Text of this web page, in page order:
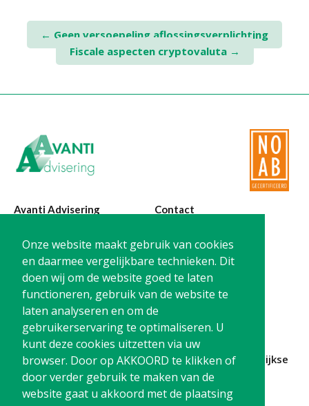
Onze website maakt gebruik van cookies
en daarmee vergelijkbare technieken. Dit
doen wij om de website goed te laten
functioneren, gebruik van de website te
laten analyseren en om de
gebruikerservaring te optimaliseren. U
kunt deze cookies uitzetten via uw
browser. Door op AKKOORD te klikken of
door verder gebruik te maken van de
website gaat u akkoord met de plaatsing
navigation
← Geen versoepeling aflossingsverplichting
Fiscale aspecten cryptovaluta →
Avanti Advisering
Poelstraat 4
1441 RR Purmerend
Contact
T: 0299-420870
@:
info@avanti-
advisering.nl
BTW: NL861212733B01
Blijf op de hoogte en schrijf je in voor onze maandelijkse
nieuwsbrief
Schrijf me in!